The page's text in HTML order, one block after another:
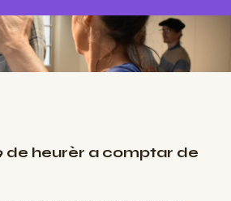
de heurèr a comptar de